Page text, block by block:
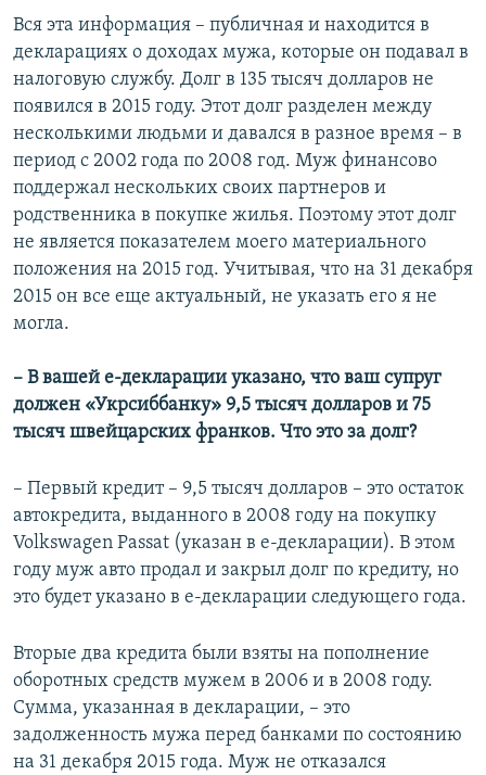
Вся эта информация – публичная и находится в
декларациях о доходах мужа, которые он подавал в
налоговую службу. Долг в 135 тысяч долларов не
появился в 2015 году. Этот долг разделен между
несколькими людьми и давался в разное время – в
период с 2002 года по 2008 год. Муж финансово
поддержал нескольких своих партнеров и
родственника в покупке жилья. Поэтому этот долг
не является показателем моего материального
положения на 2015 год. Учитывая, что на 31 декабря
2015 он все еще актуальный, не указать его я не
могла.
– В вашей е-декларации указано, что ваш супруг
должен «Укрсиббанку» 9,5 тысяч долларов и 75
тысяч швейцарских франков. Что это за долг?
– Первый кредит – 9,5 тысяч долларов – это остаток
автокредита, выданного в 2008 году на покупку
Volkswagen Passat (указан в е-декларации). В этом
году муж авто продал и закрыл долг по кредиту, но
это будет указано в е-декларации следующего года.
Вторые два кредита были взяты на пополнение
оборотных средств мужем в 2006 и в 2008 году.
Сумма, указанная в декларации, – это
задолженность мужа перед банками по состоянию
на 31 декабря 2015 года. Муж не отказался